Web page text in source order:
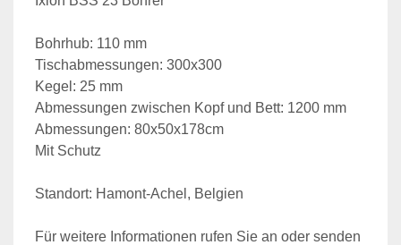
Bohrhub: 110 mm
Tischabmessungen: 300x300
Kegel: 25 mm
Abmessungen zwischen Kopf und Bett: 1200 mm
Abmessungen: 80x50x178cm
Mit Schutz
Standort: Hamont-Achel, Belgien
Für weitere Informationen rufen Sie an oder senden